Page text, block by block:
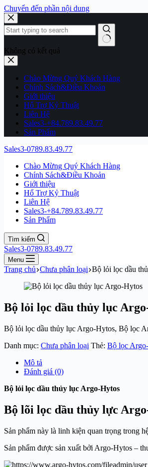
Chuyển đến phần nội dung
Không có kết quả
Chào Mừng Quý Khách Hàng
Chính Sách&Điều Khoản
Giới thiệu
Hổ Trợ Kỷ Thuật
Liên Hệ
Sales3-+84.789.83.49.77
Sản Phẩm
Sales3-0789.83.49.77
Chào Mừng Quý Khách Hàng
Chính Sách&Điều Khoản
Giới thiệu
Hổ Trợ Kỷ Thuật
Liên Hệ
Sales3-+84.789.83.49.77
Sản Phẩm
Tìm kiếm
Sales3-0789.83.49.77
Menu
Trang chủ Chưa phân loại Bộ lỏi lọc dầu
Bộ lỏi lọc dầu thủy lục
Bộ lỏi lọc dầu thủy lục Argo-Hytos, Bộ lọc
Danh mục: Chưa phân loại Thẻ: Bộ lọc
Mô tả
Đánh giá (0)
Bộ lỏi lọc dầu thủy lục Argo-Hytos
Bộ lõi lọc dầu thủy lực
Sản phẩm này là linh kiện quan trọng trong
Sản phẩm được sản xuất bởi Argo-Hytos –